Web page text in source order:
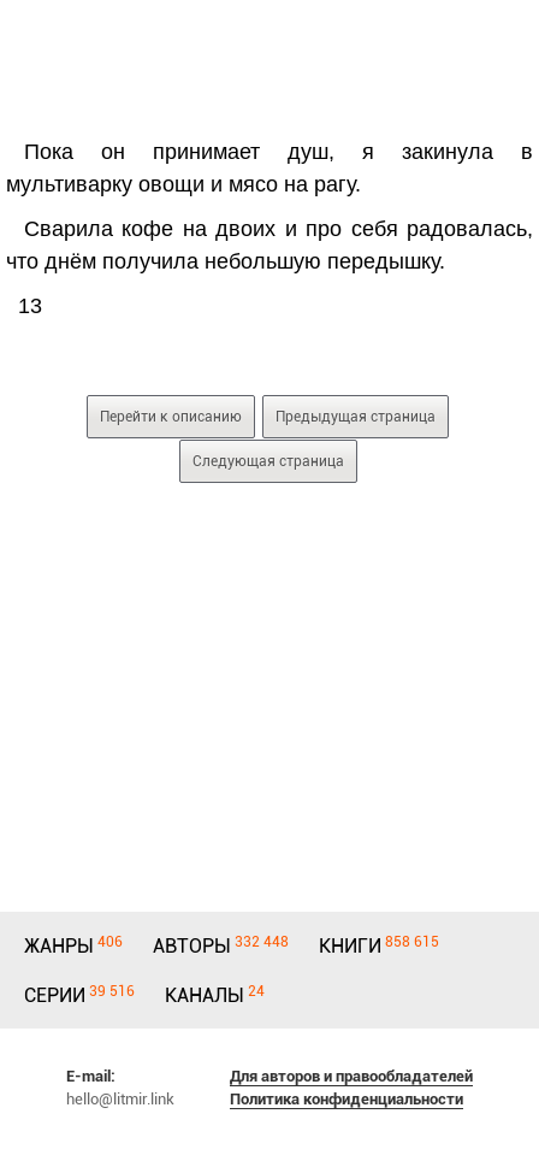
Пока он принимает душ, я закинула в
мультиварку овощи и мясо на рагу.
Сварила кофе на двоих и про себя радовалась,
что днём получила небольшую передышку.
13
Перейти к описанию Предыдущая страница
Следующая страница
ЖАНРЫ 406 АВТОРЫ 332 448 КНИГИ 858 615
СЕРИИ 39 516 КАНАЛЫ 24
E-mail:
hello@litmir.link
Для авторов и правообладателей
Политика конфиденциальности